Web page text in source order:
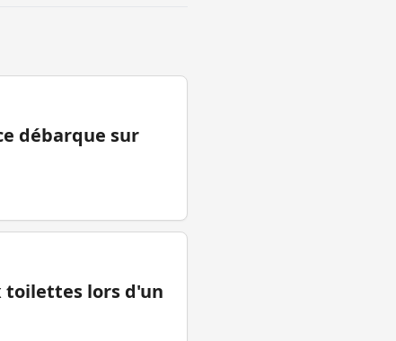
débarque sur
lors d'un